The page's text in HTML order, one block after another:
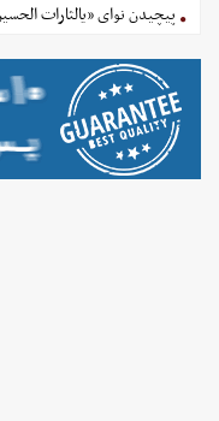
پیچیدن نوای «یالثارات